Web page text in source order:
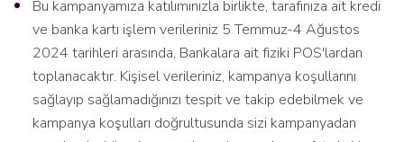
Bu kampanyamıza katılımınızla birlikte, tarafınıza ait kredi
ve banka kartı işlem verileriniz 5 Temmuz-4 Ağustos
2024 tarihleri arasında, Bankalara ait fiziki POS'lardan
toplanacaktır. Kişisel verileriniz, kampanya koşullarını
sağlayıp sağlamadığınızı tespit ve takip edebilmek ve
kampanya koşulları doğrultusunda sizi kampanyadan